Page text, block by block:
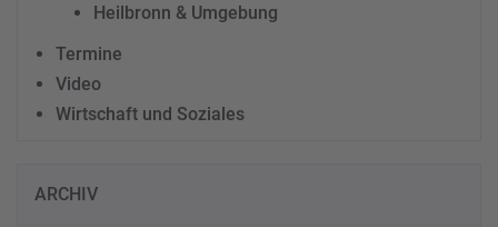
Heilbronn & Umgebung
Termine
Video
Wirtschaft und Soziales
ARCHIV